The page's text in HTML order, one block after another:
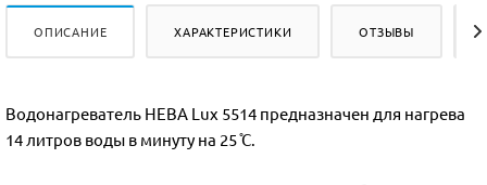
ОПИСАНИЕ ХАРАКТЕРИСТИКИ ОТЗЫВЫ
Водонагреватель НЕВА Lux 5514 предназначен для нагрева
14 литров воды в минуту на 25 ̊С.